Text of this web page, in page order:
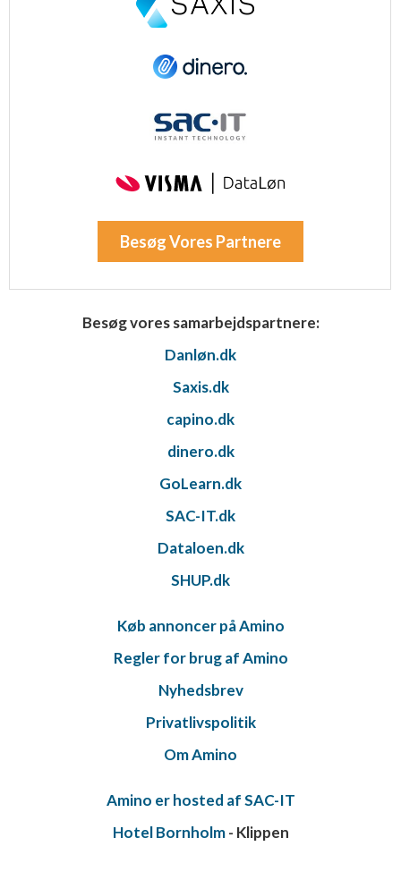
Besøg Vores Partnere
Besøg vores samarbejdspartnere:
Danløn.dk
Saxis.dk
capino.dk
dinero.dk
GoLearn.dk
SAC-IT.dk
Dataloen.dk
SHUP.dk
Køb annoncer på Amino
Regler for brug af Amino
Nyhedsbrev
Privatlivspolitik
Om Amino
Amino er hosted af SAC-IT
Hotel Bornholm- Klippen